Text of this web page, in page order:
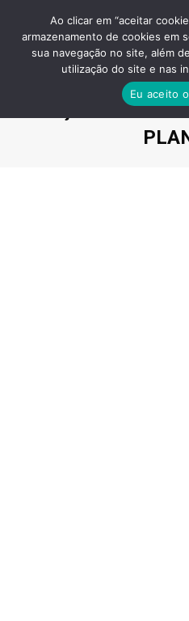
GRAN VITTA
PREÇO
Ao clicar em “aceitar
armazenamento de cookies em
sua navegação no site, além
utilização do site e nas
Eu aceito